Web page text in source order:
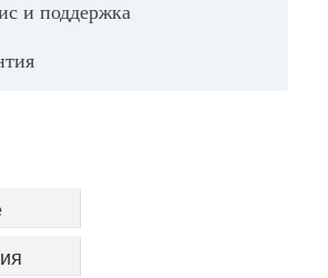
и поддержка